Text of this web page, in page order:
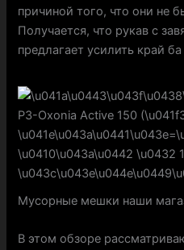
причиной того, что они не
Получается, что рукав с
предлагает усилить край ба
Мусорные мешки наши
В этом обзоре